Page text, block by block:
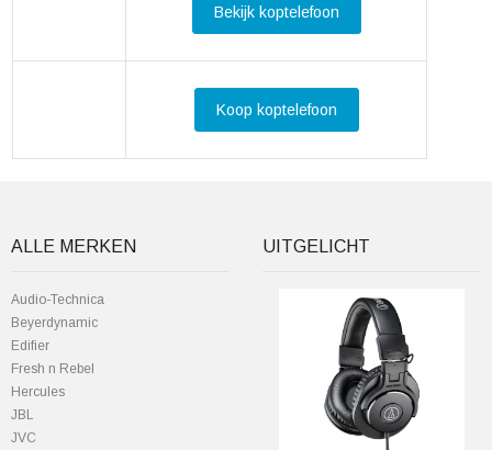
Bekijk koptelefoon
Koop koptelefoon
ALLE MERKEN
Audio-Technica
Beyerdynamic
Edifier
Fresh n Rebel
Hercules
JBL
JVC
UITGELICHT